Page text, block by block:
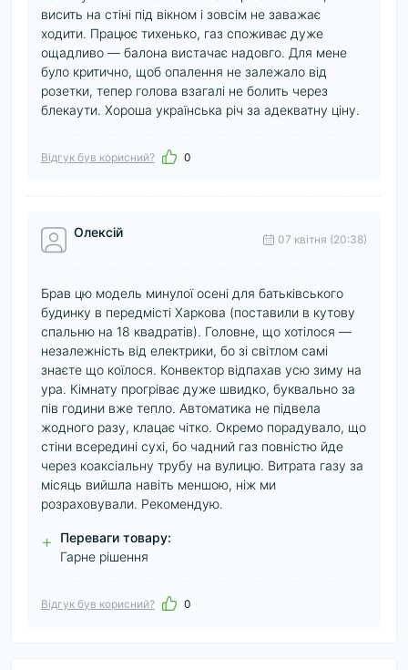
висить на стіні під вікном і зовсім не заважає
ходити. Працює тихенько, газ споживає дуже
ощадливо — балона вистачає надовго. Для мене
було критично, щоб опалення не залежало від
розетки, тепер голова взагалі не болить через
блекаути. Хороша українська річ за адекватну ціну.
Відгук був корисний? 0
Олексій 07 квітня (20:38)
Брав цю модель минулої осені для батьківського
будинку в передмісті Харкова (поставили в кутову
спальню на 18 квадратів). Головне, що хотілося —
незалежність від електрики, бо зі світлом самі
знаєте що коїлося. Конвектор відпахав усю зиму на
ура. Кімнату прогріває дуже швидко, буквально за
пів години вже тепло. Автоматика не підвела
жодного разу, клацає чітко. Окремо порадувало, що
стіни всередині сухі, бо чадний газ повністю йде
через коаксіальну трубу на вулицю. Витрата газу за
місяць вийшла навіть меншою, ніж ми
розраховували. Рекомендую.
+
Переваги товару:
Гарне рішення
Відгук був корисний? 0